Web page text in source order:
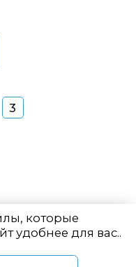
по
3
которые
удобнее для вас..